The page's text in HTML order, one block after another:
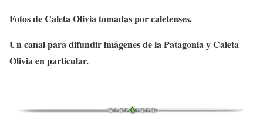
Fotos de Caleta Olivia tomadas por caletenses.
Un canal para difundir imágenes de la Patagonia y Caleta
Olivia en particular.